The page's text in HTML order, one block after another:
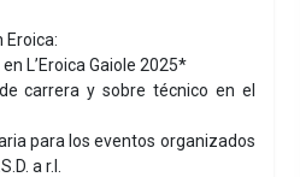
Eroica:
L’Eroica Gaiole 2025*
carrera y sobre técnico en el
para los eventos organizados
a r.l.